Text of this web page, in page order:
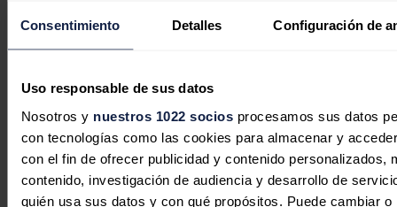
Consentimiento Detalles Configuración de
Uso responsable de sus datos
Nosotros y nuestros 1022 sociosprocesamos sus datos
con tecnologías como las cookies para almacenar y
con el fin de ofrecer publicidad y contenido personalizados,
contenido, investigación de audiencia y desarrollo de
quién usa sus datos y con qué propósitos. Puede cambiar
Efectivamente, todo apunta a que CATL y BYD se van a
comer gran parte del mercado de baterías BESS. Tienen una
gran ventaja competitiva, Su integración vertical a gran escala
con sistemas robotizados marcará un antes y un después.
En cuanto a celdas, estoy expectante del rendimiento y
durabilidad de las celdas EVE, que se han hecho un hueco en
el mercado y han ganado mucha reputación en cuanto a